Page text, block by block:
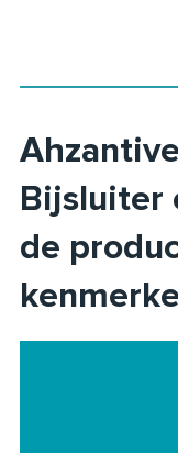
Bijsluiter
de